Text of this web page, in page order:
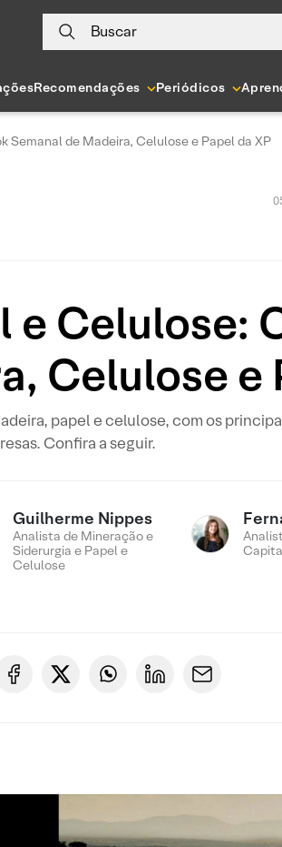
Buscar
Recomendações Periódicos
Semanal de Madeira, Celulose e Papel da XP
e Celulose:
Celulose e
papel e celulose, com os
Confira a seguir.
Guilherme Nippes
Analista de Mineração e
Siderurgia e Papel e
Celulose